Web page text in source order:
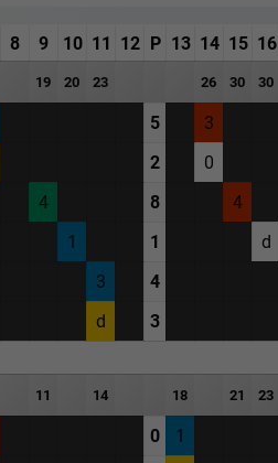
8 9 10 11 12 P 13 14 15 16
19 20 23 26 30 30
5 3
2 0
4 8 4
1 1 d
3 4
d 3
11 14 18 21 23
0 1